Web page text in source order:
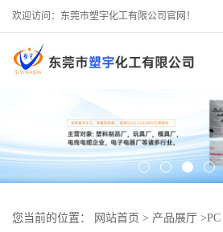
欢迎访问：东莞市塑宇化工有限公司官网！
您当前的位置： 网站首页 > 产品展厅 >PC